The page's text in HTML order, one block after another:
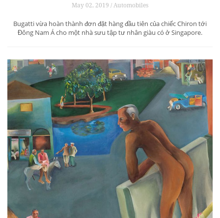
May 02, 2019 / Automobiles
Bugatti vừa hoàn thành đơn đặt hàng đầu tiên của chiếc Chiron tới
Đông Nam Á cho một nhà sưu tập tư nhân giàu có ở Singapore.